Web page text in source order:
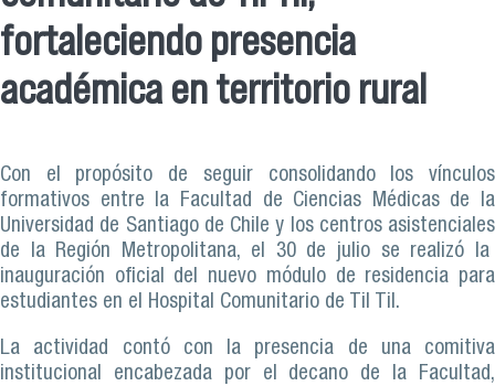
fortaleciendo presencia
académica en territorio rural
Con el propósito de seguir consolidando los vínculos
formativos entre la Facultad de Ciencias Médicas de la
Universidad de Santiago de Chile y los centros asistenciales
de la Región Metropolitana, el 30 de julio se realizó la
inauguración oficial del nuevo módulo de residencia para
estudiantes en el Hospital Comunitario de Til Til.
La actividad contó con la presencia de una comitiva
institucional encabezada por el decano de la Facultad,